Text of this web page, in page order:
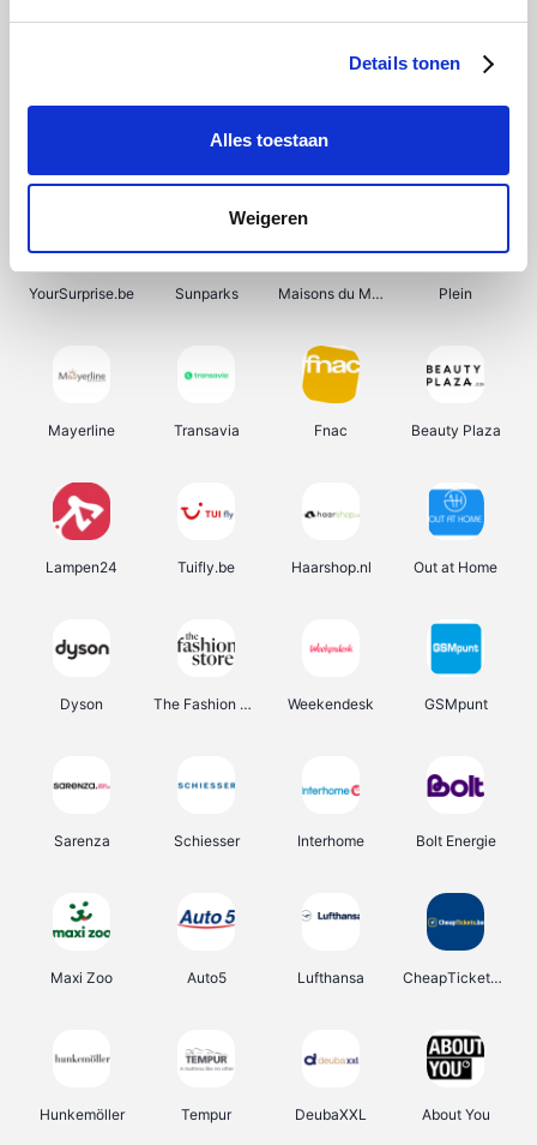
Details tonen
Alles toestaan
Weigeren
Shein Bergfreunde Pazzox Smartwatchbanden
YourSurprise.be Sunparks Maisons du Monde Plein
Mayerline Transavia Fnac Beauty Plaza
Lampen24 Tuifly.be Haarshop.nl Out at Home
Dyson The Fashion Store Weekendesk GSMpunt
Sarenza Schiesser Interhome Bolt Energie
Maxi Zoo Auto5 Lufthansa CheapTickets.be
Hunkemöller Tempur DeubaXXL About You